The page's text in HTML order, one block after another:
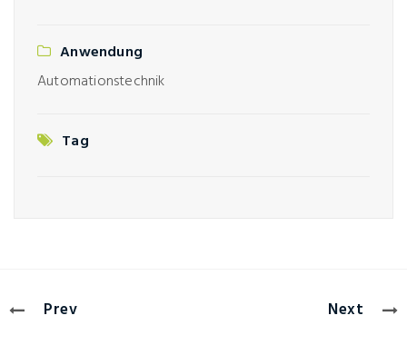
Anwendung
Automationstechnik
Tag
Prev Next